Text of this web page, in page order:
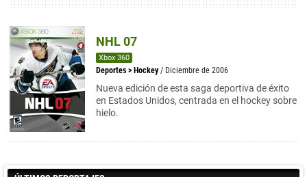
NHL 07
Xbox 360
Deportes > Hockey / Diciembre de 2006
Nueva edición de esta saga deportiva de éxito
en Estados Unidos, centrada en el hockey sobre
hielo.